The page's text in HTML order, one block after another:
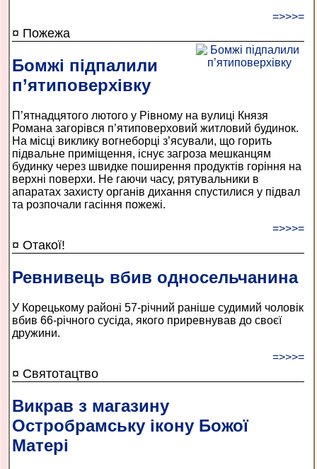
=>>>=
¤ Пожежа
Бомжі підпалили
п’ятиповерхівку
П’ятнадцятого лютого у Рівному на вулиці Князя
Романа загорівся п’ятиповерховий житловий будинок.
На місці виклику вогнеборці з’ясували, що горить
підвальне приміщення, існує загроза мешканцям
будинку через швидке поширення продуктів горіння на
верхні поверхи. Не гаючи часу, рятувальники в
апаратах захисту органів дихання спустилися у підвал
та розпочали гасіння пожежі.
=>>>=
¤ Отакої!
Ревнивець вбив односельчанина
У Корецькому районі 57-річний раніше судимий чоловік
вбив 66-річного сусіда, якого приревнував до своєї
дружини.
=>>>=
¤ Святотацтво
Викрав з магазину
Остробрамську ікону Божої
Матері